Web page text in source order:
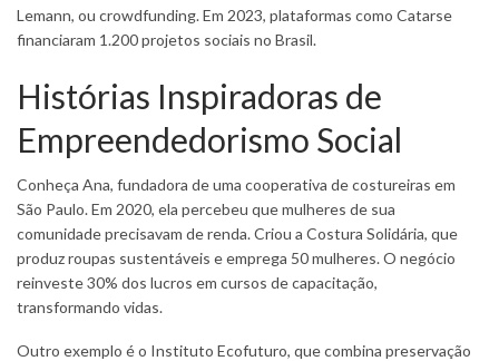
Lemann, ou crowdfunding. Em 2023, plataformas como Catarse
financiaram 1.200 projetos sociais no Brasil.
Histórias Inspiradoras de
Empreendedorismo Social
Conheça Ana, fundadora de uma cooperativa de costureiras em
São Paulo. Em 2020, ela percebeu que mulheres de sua
comunidade precisavam de renda. Criou a Costura Solidária, que
produz roupas sustentáveis e emprega 50 mulheres. O negócio
reinveste 30% dos lucros em cursos de capacitação,
transformando vidas.
Outro exemplo é o Instituto Ecofuturo, que combina preservação